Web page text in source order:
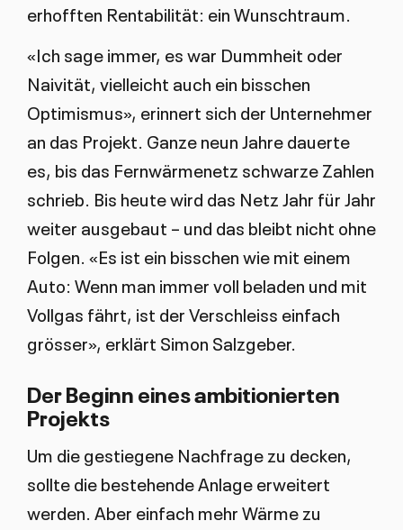
erhofften Rentabilität: ein Wunschtraum.
«Ich sage immer, es war Dummheit oder
Naivität, vielleicht auch ein bisschen
Optimismus», erinnert sich der Unternehmer
an das Projekt. Ganze neun Jahre dauerte
es, bis das Fernwärmenetz schwarze Zahlen
schrieb. Bis heute wird das Netz Jahr für Jahr
weiter ausgebaut – und das bleibt nicht ohne
Folgen. «Es ist ein bisschen wie mit einem
Auto: Wenn man immer voll beladen und mit
Vollgas fährt, ist der Verschleiss einfach
grösser», erklärt Simon Salzgeber.
Der Beginn eines ambitionierten
Projekts
Um die gestiegene Nachfrage zu decken,
sollte die bestehende Anlage erweitert
werden. Aber einfach mehr Wärme zu